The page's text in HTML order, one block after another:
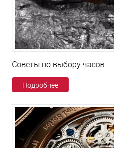
Советы по выбору часов
Подробнее